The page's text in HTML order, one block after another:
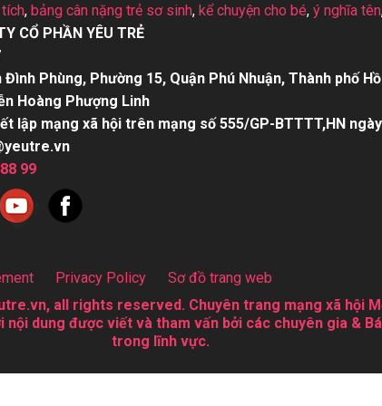
, bảng cân nặng trẻ sơ sinh, kể chuyện cho bé, ý nghĩa tên
CỔ PHẦN YÊU TRẺ
Phùng, Phường 15, Quận Phú Nhuận, Thành phố
Hoàng Phượng Linh
lập mạng xã hội trên mạng số 555/GP-BTTTT,HN
99
Privacy Policy
Sơ đồ trang web
all rights reserved. Chuyên trang mạng xã hội
nội dung được viết và tham vấn bởi các chuyên gia &
trong lĩnh vực.